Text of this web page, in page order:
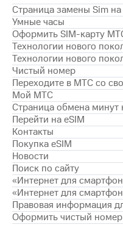
Домашний
интернет
Домашнее
ТВ
Спутниковое
ТВ
Перейти
в МТС
со своим
номером
Поддержка
и подписки
МТС
Premium
МТС
Premium
Подписка
на гигабайты
интернета,
фильмы,
музыка
и многое
другое
Семейная
группа
Скидка
на тарифы,
общие
подписки
и услуги,
доступ
Страница замены Sim
Умные часы
Оформить SIM-карту
Технологии нового
Технологии нового
Чистый номер
Переходите в МТС со
Мой МТС
Страница обмена минут
Перейти на eSIM
Контакты
Покупка eSIM
Новости
Поиск по сайту
«Интернет для
«Интернет для
Правовая информация
Оформить чистый номер